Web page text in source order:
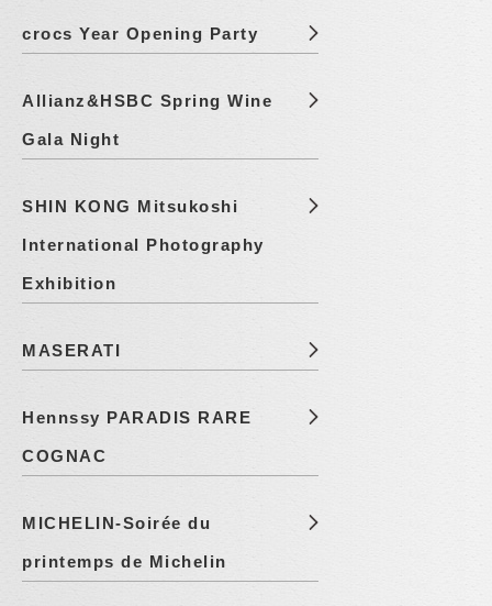
crocs Year Opening Party
Allianz&HSBC Spring Wine
Gala Night
SHIN KONG Mitsukoshi
International Photography
Exhibition
MASERATI
Hennssy PARADIS RARE
COGNAC
MICHELIN-Soirée du
printemps de Michelin